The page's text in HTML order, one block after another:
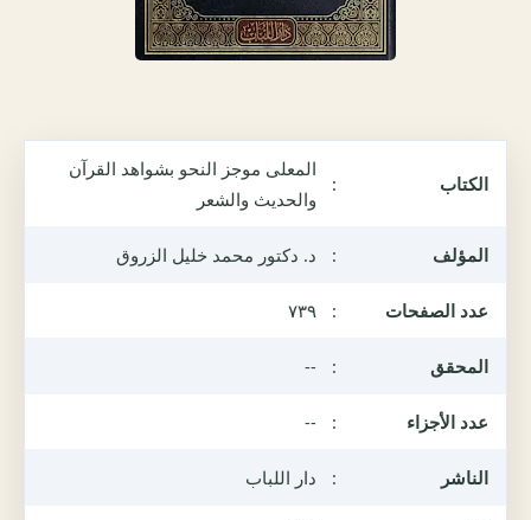
الكتاب :
المعلى موجز النحو بشواهد القرآن
والحديث والشعر
المؤلف : د. دكتور محمد خليل الزروق
عدد الصفحات : ٧٣٩
المحقق :
--
عدد الأجزاء :
--
الناشر : دار اللباب